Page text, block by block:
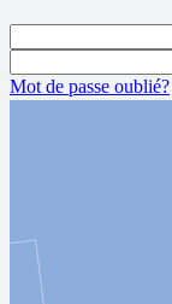
Mot de passe oublié?